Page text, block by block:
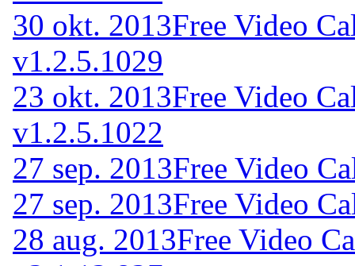
30 okt. 2013Free Video
v1.2.5.1029
23 okt. 2013Free Video
v1.2.5.1022
27 sep. 2013Free Video
27 sep. 2013Free Video
28 aug. 2013Free Video